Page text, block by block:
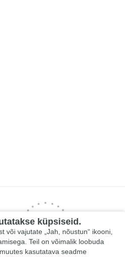
küpsiseid.
või vajutate „Jah, nõustun“ ikooni,
Teil on võimalik loobuda
kasutatava seadme